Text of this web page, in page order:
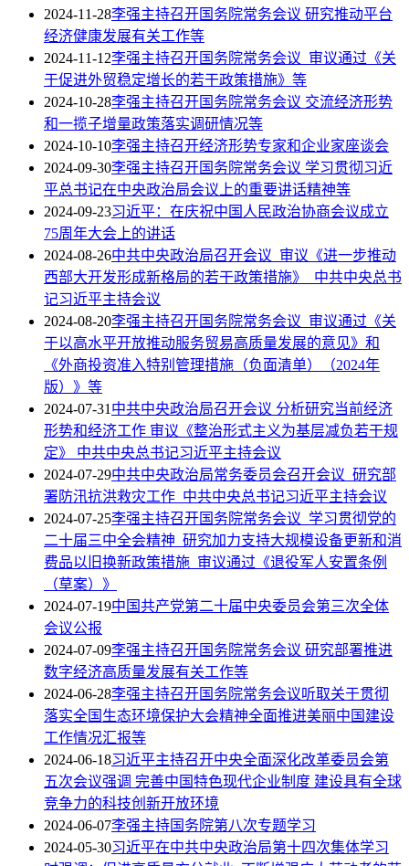
2024-11-28李强主持召开国务院常务会议 研究推动平台
经济健康发展有关工作等
2024-11-12李强主持召开国务院常务会议 审议通过《关
于促进外贸稳定增长的若干政策措施》等
2024-10-28李强主持召开国务院常务会议 交流经济形势
和一揽子增量政策落实调研情况等
2024-10-10李强主持召开经济形势专家和企业家座谈会
2024-09-30李强主持召开国务院常务会议 学习贯彻习近
平总书记在中央政治局会议上的重要讲话精神等
2024-09-23习近平：在庆祝中国人民政治协商会议成立
75周年大会上的讲话
2024-08-26中共中央政治局召开会议 审议《进一步推动
西部大开发形成新格局的若干政策措施》 中共中央总书
记习近平主持会议
2024-08-20李强主持召开国务院常务会议 审议通过《关
于以高水平开放推动服务贸易高质量发展的意见》和
《外商投资准入特别管理措施（负面清单）（2024年
版）》等
2024-07-31中共中央政治局召开会议 分析研究当前经济
形势和经济工作 审议《整治形式主义为基层减负若干规
定》 中共中央总书记习近平主持会议
2024-07-29中共中央政治局常务委员会召开会议 研究部
署防汛抗洪救灾工作 中共中央总书记习近平主持会议
2024-07-25李强主持召开国务院常务会议 学习贯彻党的
二十届三中全会精神 研究加力支持大规模设备更新和消
费品以旧换新政策措施 审议通过《退役军人安置条例
（草案）》
2024-07-19中国共产党第二十届中央委员会第三次全体
会议公报
2024-07-09李强主持召开国务院常务会议 研究部署推进
数字经济高质量发展有关工作等
2024-06-28李强主持召开国务院常务会议听取关于贯彻
落实全国生态环境保护大会精神全面推进美丽中国建设
工作情况汇报等
2024-06-18习近平主持召开中央全面深化改革委员会第
五次会议强调 完善中国特色现代企业制度 建设具有全球
竞争力的科技创新开放环境
2024-06-07李强主持国务院第八次专题学习
2024-05-30习近平在中共中央政治局第十四次集体学习